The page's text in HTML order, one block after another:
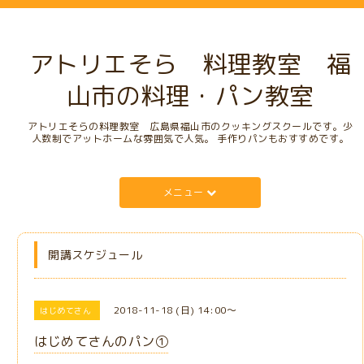
アトリエそら 料理教室 福
山市の料理・パン教室
アトリエそらの料理教室 広島県福山市のクッキングスクールです。少
人数制でアットホームな雰囲気で人気。 手作りパンもおすすめです。
メニュー
開講スケジュール
はじめてさん 2018-11-18 (日) 14:00～
はじめてさんのパン①